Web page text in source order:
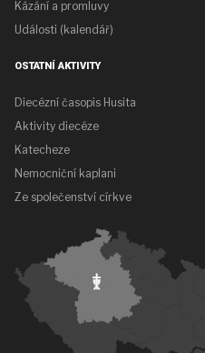
Kázání a promluvy
Události (kalendář)
OSTATNÍ AKTIVITY
Diecézní časopis Husita
Aktivity diecéze
Katecheze
Nemocniční kaplani
Ze společenství církve